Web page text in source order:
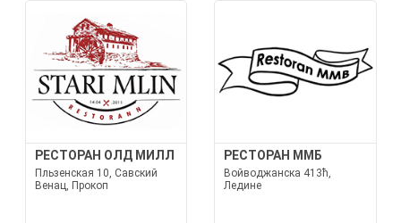
РЕСТОРАН ОЛД МИЛЛ
Пльзенская 10, Савский
Венац, Прокоп
РЕСТОРАН ММБ
Войводжанска 413ћ,
Ледине